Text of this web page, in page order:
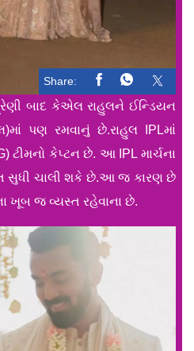
Share:
બાદ કેએલ રાહુલને ઈન્ડિયન
પણ રમવાનું છે.રાહુલ IPLમાં
ટીમનો કેપ્ટન છે. આ IPL માર્ચના
સુધી ચાલી શકે છે.આ જ કારણ છે
ખૂબ જ વ્યસ્ત રહેવાના છે.